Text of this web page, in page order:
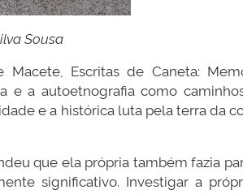
Sousa
Escritas de Caneta:
e a autoetnografia como
e a histórica luta pela terra da
que ela própria também fazia
significativo. Investigar a